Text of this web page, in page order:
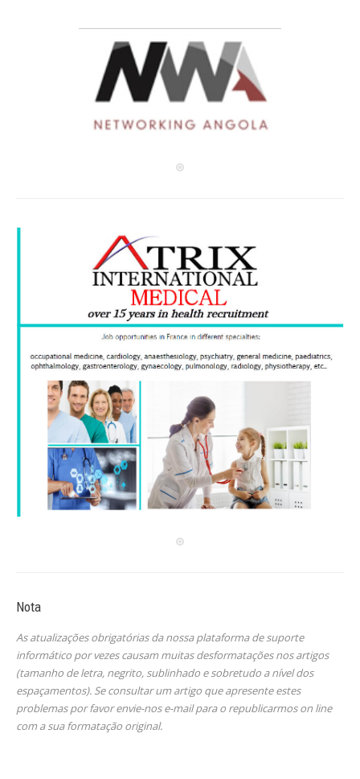
Nota
As atualizações obrigatórias da nossa plataforma de suporte
informático por vezes causam muitas desformatações nos artigos
(tamanho de letra, negrito, sublinhado e sobretudo a nível dos
espaçamentos). Se consultar um artigo que apresente estes
problemas por favor envie-nos e-mail para o republicarmos on line
com a sua formatação original.